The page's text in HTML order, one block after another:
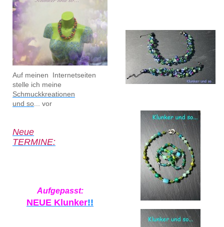
Auf meinen Internetseiten
stelle ich meine
Schmuckkreationen
und so... vor
Neue
TERMINE:
Aufgepasst:
NEUE Klunker!!